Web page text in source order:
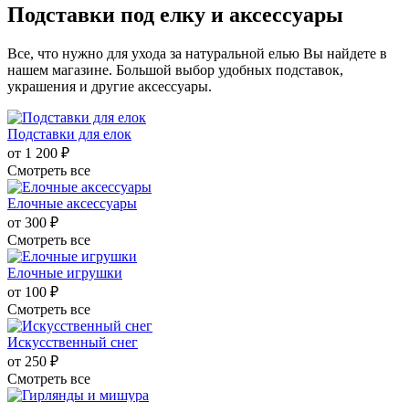
Подставки под елку и аксессуары
Все, что нужно для ухода за натуральной елью Вы найдете в
нашем магазине. Большой выбор удобных подставок,
украшения и другие аксессуары.
Подставки для елок
от 1 200 ₽
Смотреть все
Елочные аксессуары
от 300 ₽
Смотреть все
Елочные игрушки
от 100 ₽
Смотреть все
Искусственный снег
от 250 ₽
Смотреть все